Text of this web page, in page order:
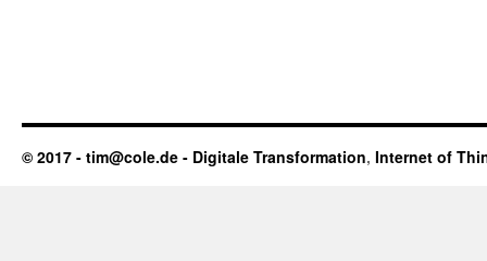
© 2017 - tim@cole.de - Digitale Transformation, Internet of